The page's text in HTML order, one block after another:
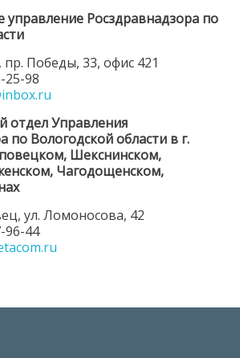
управление Росздравнадзора по
пр. Победы, 33, офис 421
25-98
отдел Управления
по Вологодской области в г.
Шекснинском,
Чагодощенском,
ул. Ломоносова, 42
96-44